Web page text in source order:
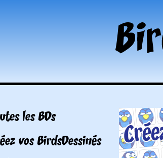
les BDs
vos BirdsDessinés